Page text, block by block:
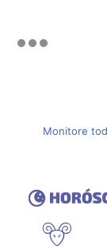
Monitore